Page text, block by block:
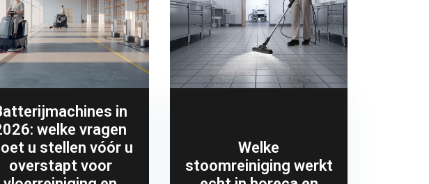
in
welke vragen
u stellen vóór u
overstapt voor
Welke
stoomreiniging werkt